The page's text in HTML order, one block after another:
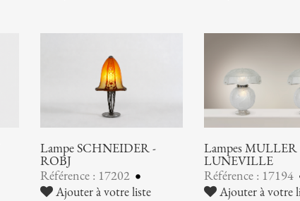
Lampe SCHNEIDER -
ROBJ
Référence : 17202
Ajouter à votre liste
Lampes MULLER
LUNEVILLE
Référence : 17194
Ajouter à votre